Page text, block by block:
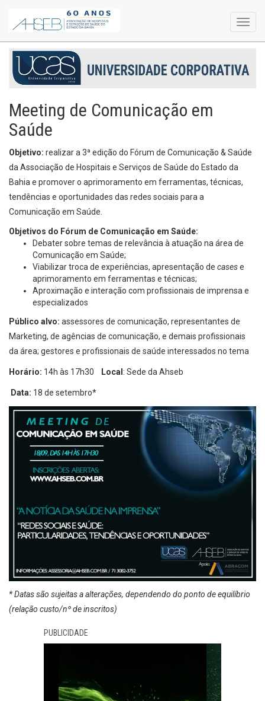
Meeting de Comunicação em
Saúde
Objetivo: realizar a 3ª edição do Fórum de Comunicação & Saúde
da Associação de Hospitais e Serviços de Saúde do Estado da
Bahia e promover o aprimoramento em ferramentas, técnicas,
tendências e oportunidades das redes sociais para a
Comunicação em Saúde.
Objetivos do Fórum de Comunicação em Saúde:
Debater sobre temas de relevância à atuação na área de
Comunicação em Saúde;
Viabilizar troca de experiências, apresentação de casese
aprimoramento em ferramentas e técnicas;
Aproximação e interação com profissionais de imprensa e
especializados
Público alvo: assessores de comunicação, representantes de
Marketing, de agências de comunicação, e demais profissionais
da área; gestores e profissionais de saúde interessados no tema
Horário: 14h às 17h30 Local : Sede da Ahseb
Data: 18 de setembro*
* Datas são sujeitas a alterações, dependendo do ponto de equilíbrio
(relação custo/nº de inscritos)
PUBLICIDADE